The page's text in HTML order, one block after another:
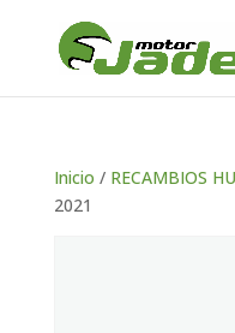
Inicio / RECAMBIOS
2021